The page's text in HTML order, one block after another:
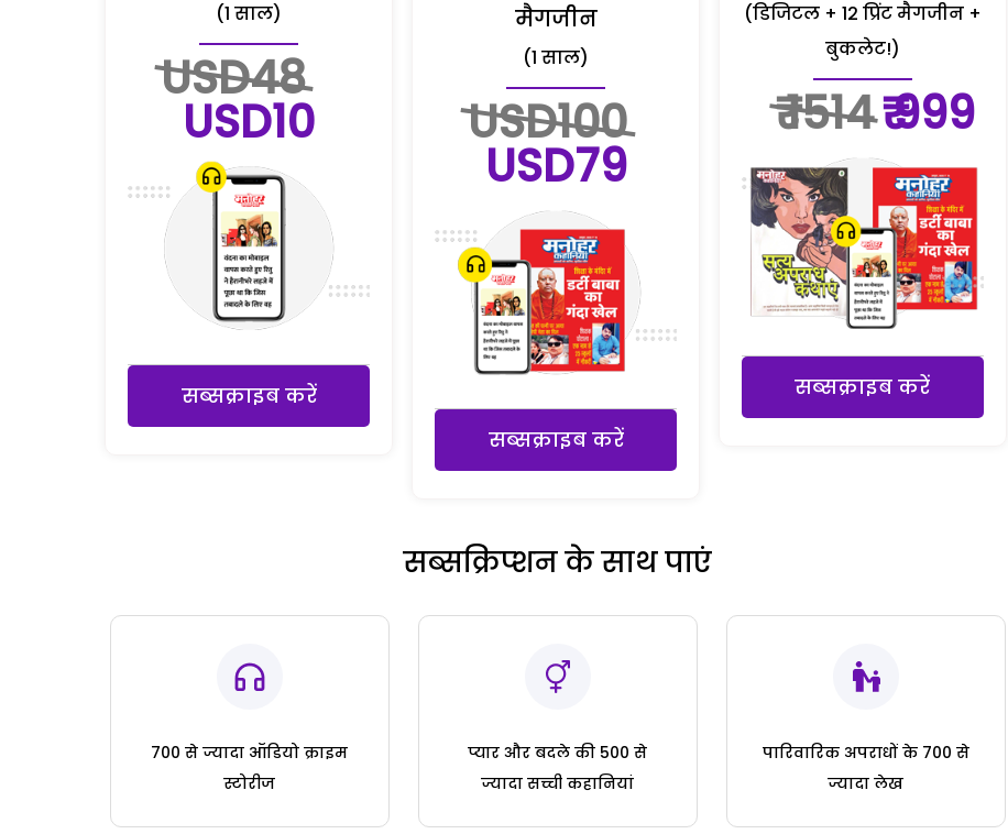
(1 साल)
USD48
USD10
सब्सक्राइब करें
मैगजीन
(1 साल)
USD100
USD79
सब्सक्राइब करें
(डिजिटल + 12 प्रिंट मैगजीन +
बुकलेट!)
₹ 1514₹ 999
सब्सक्राइब करें
सब्सक्रिप्शन के साथ पाएं
700 से ज्यादा ऑडियो क्राइम
स्टोरीज
प्यार और बदले की 500 से
ज्यादा सच्ची कहानियां
पारिवारिक अपराधों के 700 से
ज्यादा लेख